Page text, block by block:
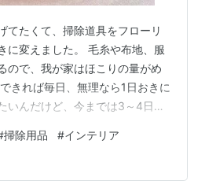
てたくて、掃除道具をフローリ
に変えました。 毛糸や布地、服
ので、我が家はほこりの量がめ
きれば毎日、無理なら1日おきに
いんだけど、今までは3～4日に
て掃き掃除のハードルが高くな
いぶん前から感じていました。
で言いにくいんですが、フロー
掃除用品 #インテリア